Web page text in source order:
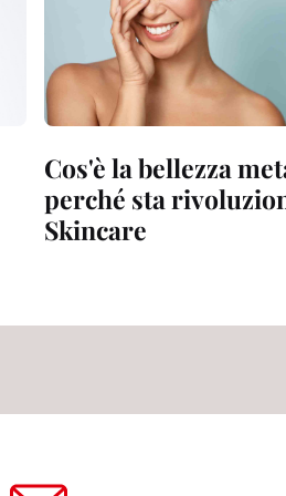
Cos'è la bellezza
perché sta
Skincare